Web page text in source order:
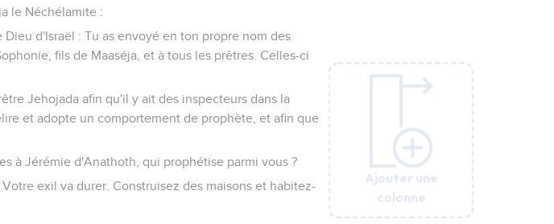
Ajouter une
colonne
le Néchélamite :
d'Israël : Tu as envoyé en ton propre nom des
fils de Maaséja, et à tous les prêtres. Celles-ci
Jehojada afin qu'il y ait des inspecteurs dans la
et adopte un comportement de prophète, et afin que
à Jérémie d'Anathoth, qui prophétise parmi vous ?
exil va durer. Construisez des maisons et habitez-
Ajouter une
colonne
Ajouter une
colonne
Ajouter une
colonne
Ajouter une
colonne